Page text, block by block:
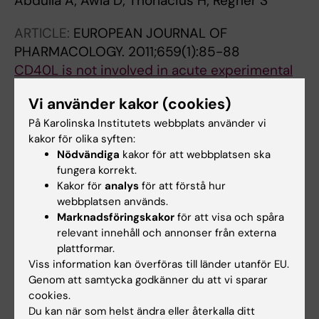
ARTICLE: EUROPEAN JOURNAL OF
PHARMACOLOGY. 2011;659(1):85-88
CD40L is not involved in acute experimental
Abdulla A; Awla D; Jeppsson B; Regnér S;
Thorlacius H
Alla författare
ARTICLE:BRITISH JOURNAL OF
PHARMACOLOGY.2011;163(2):413-423
Lymphocyte function antigen-1 regulates
neutrophil recruitment and tissue damage in
acute pancreatitis.
Awla D; Abdulla A; Zhang S; Roller J; Menger
MD; Regnér S; Thorlacius H
Alla författare
ARTICLE:
PHARMACOLOGY.2011;162(3):648-658
Vi använder kakor (cookies)
På Karolinska Institutets webbplats använder vi
kakor för olika syften:
Nödvändiga kakor för att webbplatsen ska
fungera korrekt.
Kakor för analys för att förstå hur
webbplatsen används.
Marknadsföringskakor för att visa och spåra
relevant innehåll och annonser från externa
plattformar.
Viss information kan överföras till länder utanför EU.
Genom att samtycka godkänner du att vi sparar
cookies.
Du kan när som helst ändra eller återkalla ditt